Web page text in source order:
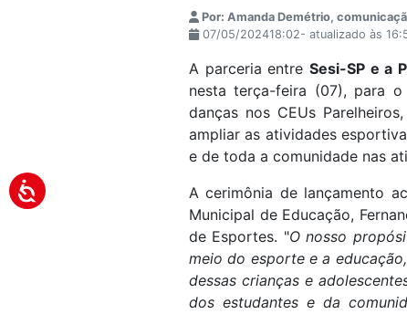
Por: Amanda Demétrio,
07/05/202418:02- atualizado às
A parceria entre Sesi-SP e a
nesta terça-feira (07), para o
danças nos CEUs
ampliar as atividades
e de toda a comunidade nas
A cerimônia de lançamento
Municipal de Educação,
de Esportes. "O nosso
meio do esporte e a
dessas crianças e
dos estudantes e da